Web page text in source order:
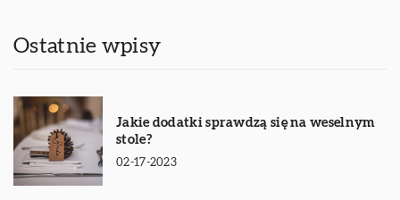
Ostatnie wpisy
Jakie dodatki sprawdzą się na weselnym
stole?
02-17-2023